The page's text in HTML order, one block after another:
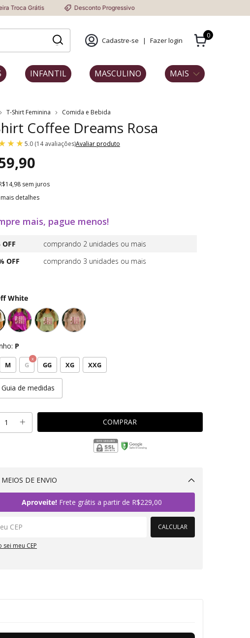
Desconto Progressivo
Cadastre-se | Fazer login
0
INFANTIL MASCULINO MAIS
T-Shirt Feminina Comida e Bebida
Coffee Dreams Rosa
5.0 (14 avaliações)Avaliar produto
sem juros
detalhes
mais, pague menos!
OFF
comprando 2 unidades ou mais
OFF
comprando 3 unidades ou mais
White
P
M G GG XG XXG
Guia de medidas
MEIOS DE ENVIO
Aproveite!Frete grátis a partir de R$229,00
CALCULAR
sei meu CEP